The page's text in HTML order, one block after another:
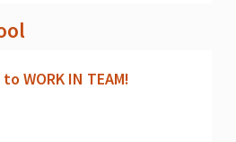
WORK IN TEAM!